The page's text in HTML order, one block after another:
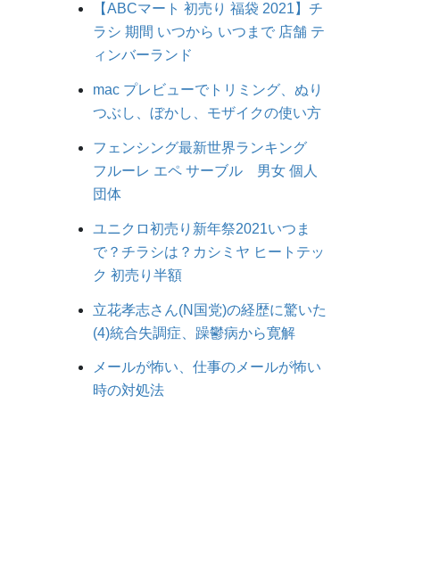
【ABCマート 初売り 福袋 2021】チ
ラシ 期間 いつから いつまで 店舗 テ
ィンバーランド
mac プレビューでトリミング、ぬり
つぶし、ぼかし、モザイクの使い方
フェンシング最新世界ランキング
フルーレ エペ サーブル 男女 個人
団体
ユニクロ初売り新年祭2021いつま
で？チラシは？カシミヤ ヒートテッ
ク 初売り半額
立花孝志さん(N国党)の経歴に驚いた
(4)統合失調症、躁鬱病から寛解
メールが怖い、仕事のメールが怖い
時の対処法